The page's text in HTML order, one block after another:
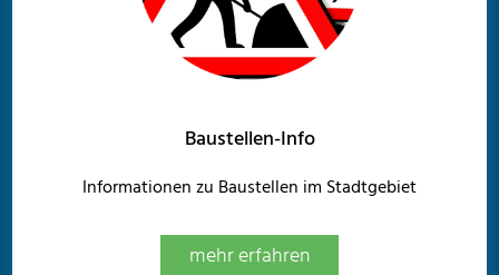
Baustellen-Info
Informationen zu Baustellen im Stadtgebiet
mehr erfahren